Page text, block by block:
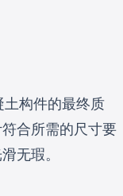
构件的最终质
合所需的尺寸要
无瑕。